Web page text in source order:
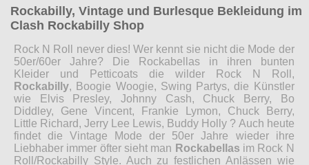
Rockabilly, Vintage und Burlesque Bekleidung im
Clash Rockabilly Shop
Rock N Roll never dies! Wer kennt sie nicht die Mode der
50er/60er Jahre? Die Rockabellas in ihren bunten
Kleider und Petticoats die wilder Rock N Roll,
Rockabilly, Boogie Woogie, Swing Partys, die Künstler
wie Elvis Presley, Johnny Cash, Chuck Berry, Bo
Diddley, Gene Vincent, Frankie Lymon, Chuck Berry,
Little Richard, Jerry Lee Lewis, Buddy Holly ? Auch heute
findet die Vintage Mode der 50er Jahre wieder ihre
Liebhaber immer öfter sieht man Rockabellas im Rock N
Roll/Rockabilly Style. Auch zu festlichen Anlässen wie